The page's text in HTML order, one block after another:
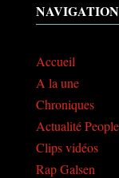
NAVIGATION
Accueil
A la une
Chroniques
Actualité People
Clips vidéos
Rap Galsen